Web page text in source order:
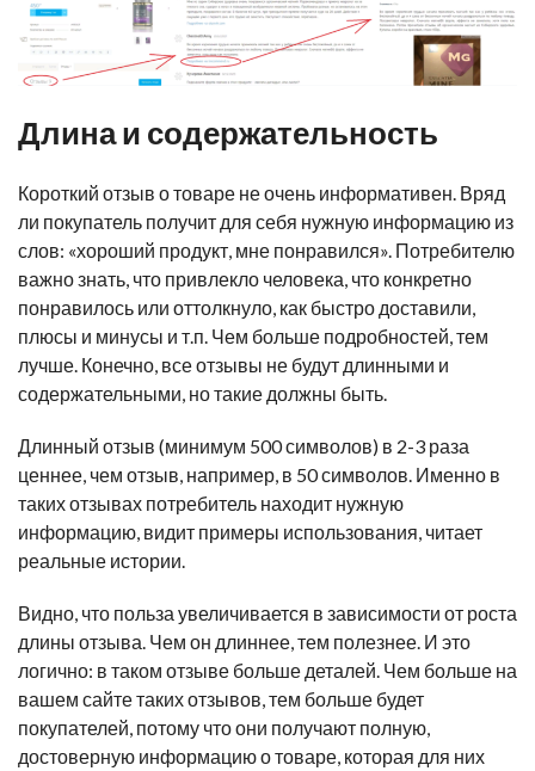
Длина и содержательность
Короткий отзыв о товаре не очень информативен. Вряд
ли покупатель получит для себя нужную информацию из
слов: «хороший продукт, мне понравился». Потребителю
важно знать, что привлекло человека, что конкретно
понравилось или оттолкнуло, как быстро доставили,
плюсы и минусы и т.п. Чем больше подробностей, тем
лучше. Конечно, все отзывы не будут длинными и
содержательными, но такие должны быть.
Длинный отзыв (минимум 500 символов) в 2-3 раза
ценнее, чем отзыв, например, в 50 символов. Именно в
таких отзывах потребитель находит нужную
информацию, видит примеры использования, читает
реальные истории.
Видно, что польза увеличивается в зависимости от роста
длины отзыва. Чем он длиннее, тем полезнее. И это
логично: в таком отзыве больше деталей. Чем больше на
вашем сайте таких отзывов, тем больше будет
покупателей, потому что они получают полную,
достоверную информацию о товаре, которая для них